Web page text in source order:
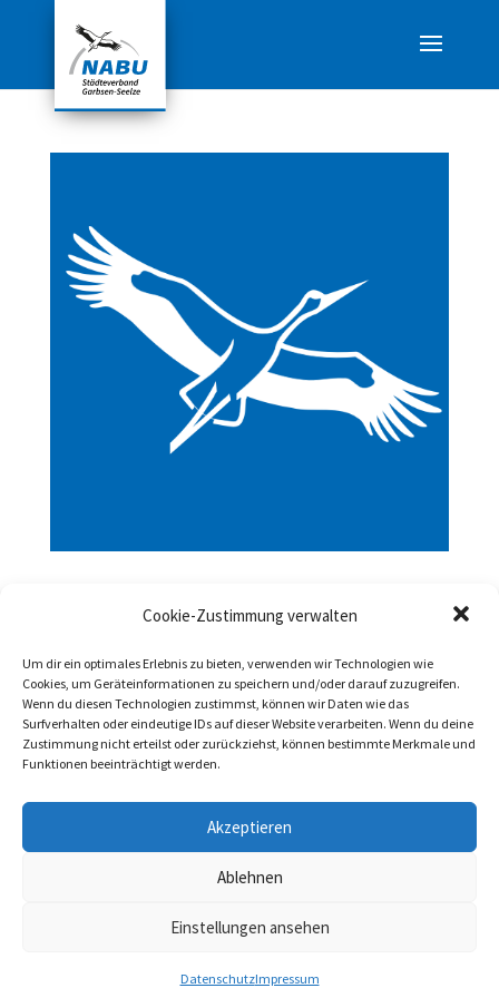
Cookie-Zustimmung verwalten
Um dir ein optimales Erlebnis zu bieten, verwenden wir Technologien wie
Cookies, um Geräteinformationen zu speichern und/oder darauf zuzugreifen.
Wenn du diesen Technologien zustimmst, können wir Daten wie das
Surfverhalten oder eindeutige IDs auf dieser Website verarbeiten. Wenn du deine
Zustimmung nicht erteilst oder zurückziehst, können bestimmte Merkmale und
Funktionen beeinträchtigt werden.
Akzeptieren
Ablehnen
Einstellungen ansehen
DatenschutzImpressum
Waldemar Wachtel|März 3, 2025
Der NABU Stadtverband Garbsen lädt alle
Mitglieder am 20. März 2025 um 19:00 Uhr im
Kulturhaus Kalle, An der Feuerwache 3-5, 30823
Garbsen-Havelse zur Mitgliederversammlung ein.
Folgende Tagesordnung ist vorgesehen: 1.
Begrüßung durch den Vorsitzenden 2.
Feststellung...
Impressum